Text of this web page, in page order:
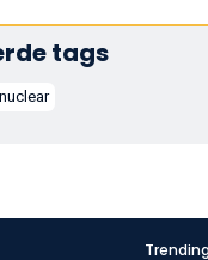
tags
nuclear